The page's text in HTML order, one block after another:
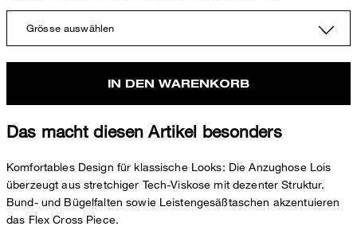
Grösse auswählen
IN DEN WARENKORB
Das macht diesen Artikel besonders
Komfortables Design für klassische Looks: Die Anzughose Lois
überzeugt aus stretchiger Tech-Viskose mit dezenter Struktur.
Bund- und Bügelfalten sowie Leistengesäßtaschen akzentuieren
das Flex Cross Piece.